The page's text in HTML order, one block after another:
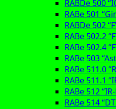
RABDe 500
RABe 501
RABDe 502
RABe 502.2
RABe 502.4
RABe 503
RABe 511.0
RABe 511.1
RABe 512
RABe 514